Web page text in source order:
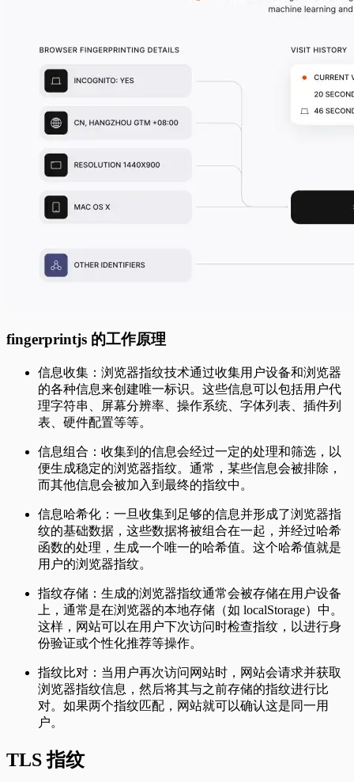
fingerprintjs 的工作原理
信息收集：浏览器指纹技术通过收集用户设备和浏览器
的各种信息来创建唯一标识。这些信息可以包括用户代
理字符串、屏幕分辨率、操作系统、字体列表、插件列
表、硬件配置等等。
信息组合：收集到的信息会经过一定的处理和筛选，以
便生成稳定的浏览器指纹。通常，某些信息会被排除，
而其他信息会被加入到最终的指纹中。
信息哈希化：一旦收集到足够的信息并形成了浏览器指
纹的基础数据，这些数据将被组合在一起，并经过哈希
函数的处理，生成一个唯一的哈希值。这个哈希值就是
用户的浏览器指纹。
指纹存储：生成的浏览器指纹通常会被存储在用户设备
上，通常是在浏览器的本地存储（如 localStorage）中。
这样，网站可以在用户下次访问时检查指纹，以进行身
份验证或个性化推荐等操作。
指纹比对：当用户再次访问网站时，网站会请求并获取
浏览器指纹信息，然后将其与之前存储的指纹进行比
对。如果两个指纹匹配，网站就可以确认这是同一用
户。
TLS 指纹